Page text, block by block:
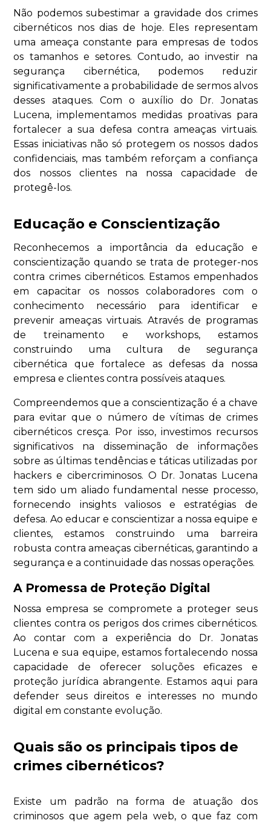
Não podemos subestimar a gravidade dos crimes
cibernéticos nos dias de hoje. Eles representam
uma ameaça constante para empresas de todos
os tamanhos e setores. Contudo, ao investir na
segurança cibernética, podemos reduzir
significativamente a probabilidade de sermos alvos
desses ataques. Com o auxílio do Dr. Jonatas
Lucena, implementamos medidas proativas para
fortalecer a sua defesa contra ameaças virtuais.
Essas iniciativas não só protegem os nossos dados
confidenciais, mas também reforçam a confiança
dos nossos clientes na nossa capacidade de
protegê-los.
Educação e Conscientização
Reconhecemos a importância da educação e
conscientização quando se trata de proteger-nos
contra crimes cibernéticos. Estamos empenhados
em capacitar os nossos colaboradores com o
conhecimento necessário para identificar e
prevenir ameaças virtuais. Através de programas
de treinamento e workshops, estamos
construindo uma cultura de segurança
cibernética que fortalece as defesas da nossa
empresa e clientes contra possíveis ataques.
Compreendemos que a conscientização é a chave
para evitar que o número de vítimas de crimes
cibernéticos cresça. Por isso, investimos recursos
significativos na disseminação de informações
sobre as últimas tendências e táticas utilizadas por
hackers e cibercriminosos. O Dr. Jonatas Lucena
tem sido um aliado fundamental nesse processo,
fornecendo insights valiosos e estratégias de
defesa. Ao educar e conscientizar a nossa equipe e
clientes, estamos construindo uma barreira
robusta contra ameaças cibernéticas, garantindo a
segurança e a continuidade das nossas operações.
A Promessa de Proteção Digital
Nossa empresa se compromete a proteger seus
clientes contra os perigos dos crimes cibernéticos.
Ao contar com a experiência do Dr. Jonatas
Lucena e sua equipe, estamos fortalecendo nossa
capacidade de oferecer soluções eficazes e
proteção jurídica abrangente. Estamos aqui para
defender seus direitos e interesses no mundo
digital em constante evolução.
Quais são os principais tipos de
crimes cibernéticos?
Existe um padrão na forma de atuação dos
criminosos que agem pela web, o que faz com